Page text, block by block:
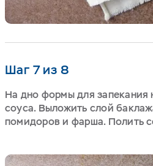
Шаг 7 из 8
На дно формы для запекания
соуса. Выложить слой
помидоров и фарша. Полить